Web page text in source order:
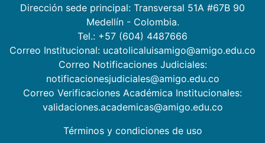
Dirección sede principal: Transversal 51A #67B 90
Medellín - Colombia.
Tel.: +57 (604) 4487666
Correo Institucional: ucatolicaluisamigo@amigo.edu.co
Correo Notificaciones Judiciales:
notificacionesjudiciales@amigo.edu.co
Correo Verificaciones Académica Institucionales:
validaciones.academicas@amigo.edu.co
Términos y condiciones de uso